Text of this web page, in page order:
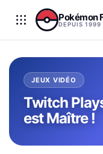
Aller au contenu
Pokémon
DEPUIS 1999
JEUX VIDÉO
Twitch
est Maître !